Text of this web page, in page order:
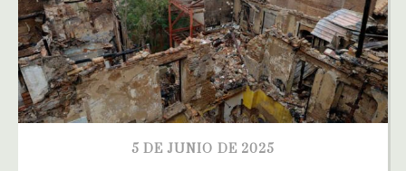
5 DE JUNIO DE 2025